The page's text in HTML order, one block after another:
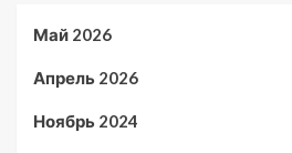
Май 2026
Апрель 2026
Ноябрь 2024